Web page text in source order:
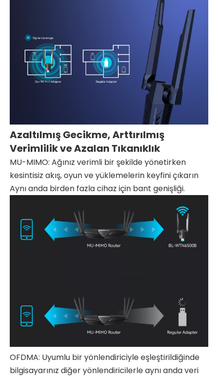
Azaltılmış Gecikme, Arttırılmış
Verimlilik ve Azalan Tıkanıklık
MU-MIMO: Ağınız verimli bir şekilde yönetirken
kesintisiz akış, oyun ve yüklemelerin keyfini çıkarın
Aynı anda birden fazla cihaz için bant genişliği.
OFDMA: Uyumlu bir yönlendiriciyle eşleştirildiğinde
bilgisayarınız diğer yönlendiricilerle aynı anda veri